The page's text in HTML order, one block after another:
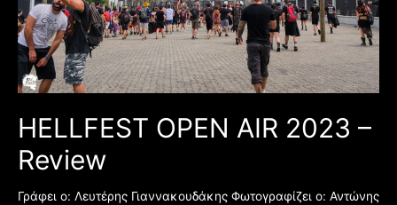
HELLFEST OPEN AIR 2023 –
Review
Γράφει ο: Λευτέρης Γιαννακουδάκης Φωτογραφίζει ο: Αντώνης